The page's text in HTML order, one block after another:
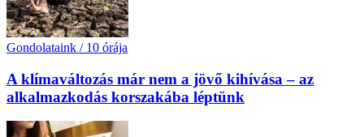
Gondolataink / 10 órája
A klímaváltozás már nem a jövő kihívása – az
alkalmazkodás korszakába léptünk